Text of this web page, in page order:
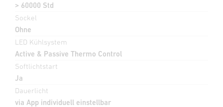
> 60000 Std
Sockel
Ohne
LED Kühlsystem
Active & Passive Thermo Control
Softlichtstart
Ja
Dauerlicht
via App individuell einstellbar